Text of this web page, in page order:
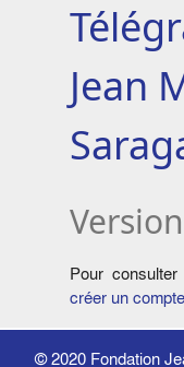
Jean
Pour
créer un compte
© 2020 Fondation